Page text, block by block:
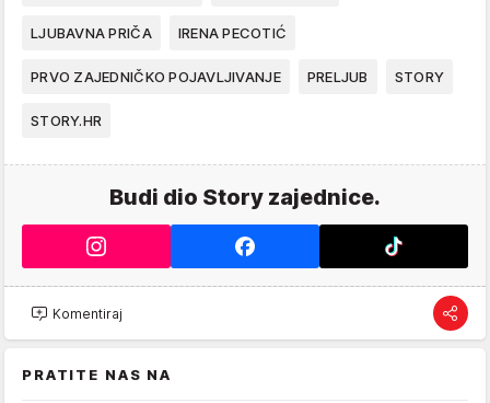
LJUBAVNA PRIČA IRENA PECOTIĆ
PRVO ZAJEDNIČKO POJAVLJIVANJE PRELJUB STORY
STORY.HR
Budi dio Story zajednice.
Komentiraj
PRATITE NAS NA